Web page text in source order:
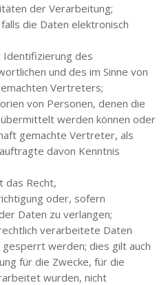
der Verarbeitung;
die Daten elektronisch
des
und des im Sinne von
Vertreters;
von Personen, denen die
werden können oder
gemachte Vertreter, als
davon Kenntnis
das Recht,
oder, sofern
Daten zu verlangen;
verarbeitete Daten
werden; dies gilt auch
für die Zwecke, für die
wurden, nicht